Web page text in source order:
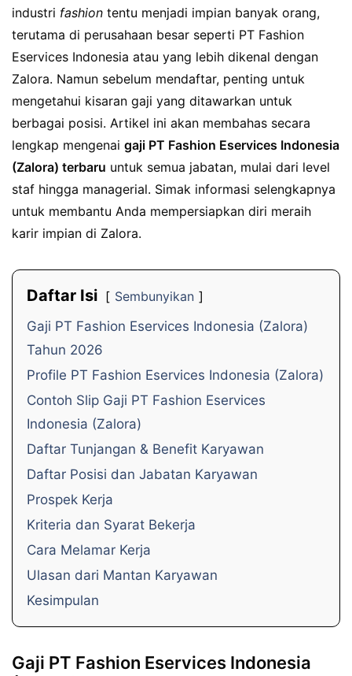
industri fashion tentu menjadi impian banyak orang,
terutama di perusahaan besar seperti PT Fashion
Eservices Indonesia atau yang lebih dikenal dengan
Zalora. Namun sebelum mendaftar, penting untuk
mengetahui kisaran gaji yang ditawarkan untuk
berbagai posisi. Artikel ini akan membahas secara
lengkap mengenai gaji PT Fashion Eservices Indonesia
(Zalora) terbaru untuk semua jabatan, mulai dari level
staf hingga managerial. Simak informasi selengkapnya
untuk membantu Anda mempersiapkan diri meraih
karir impian di Zalora.
Daftar Isi
Sembunyikan
Gaji PT Fashion Eservices Indonesia (Zalora)
Tahun 2026
Profile PT Fashion Eservices Indonesia (Zalora)
Contoh Slip Gaji PT Fashion Eservices
Indonesia (Zalora)
Daftar Tunjangan & Benefit Karyawan
Daftar Posisi dan Jabatan Karyawan
Prospek Kerja
Kriteria dan Syarat Bekerja
Cara Melamar Kerja
Ulasan dari Mantan Karyawan
Kesimpulan
Gaji PT Fashion Eservices Indonesia